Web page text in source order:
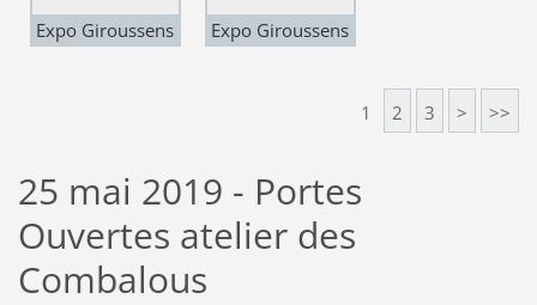
Expo Giroussens
Expo Giroussens
1 2 3 > >>
25 mai 2019 - Portes
Ouvertes atelier des
Combalous